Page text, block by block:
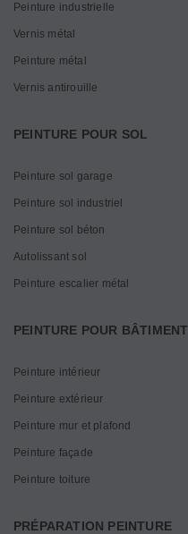
Peinture industrielle
Vernis métal
Peinture métal
Vernis antirouille
PEINTURE POUR SOL
Peinture sol garage
Peinture sol industriel
Peinture sol béton
Autolissant sol
Peinture escalier métal
PEINTURE POUR BÂTIMENT
Peinture intérieur
Peinture extérieur
Peinture mur et plafond
Peinture façade
Peinture toiture
PRÉPARATION PEINTURE